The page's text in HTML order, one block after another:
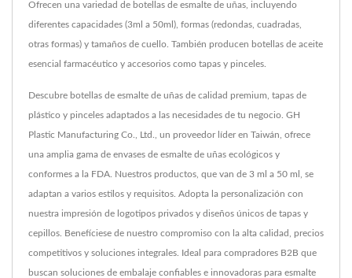
Ofrecen una variedad de botellas de esmalte de uñas, incluyendo
diferentes capacidades (3ml a 50ml), formas (redondas, cuadradas,
otras formas) y tamaños de cuello. También producen botellas de aceite
esencial farmacéutico y accesorios como tapas y pinceles.
Descubre botellas de esmalte de uñas de calidad premium, tapas de
plástico y pinceles adaptados a las necesidades de tu negocio. GH
Plastic Manufacturing Co., Ltd., un proveedor líder en Taiwán, ofrece
una amplia gama de envases de esmalte de uñas ecológicos y
conformes a la FDA. Nuestros productos, que van de 3 ml a 50 ml, se
adaptan a varios estilos y requisitos. Adopta la personalización con
nuestra impresión de logotipos privados y diseños únicos de tapas y
cepillos. Benefíciese de nuestro compromiso con la alta calidad, precios
competitivos y soluciones integrales. Ideal para compradores B2B que
buscan soluciones de embalaje confiables e innovadoras para esmalte